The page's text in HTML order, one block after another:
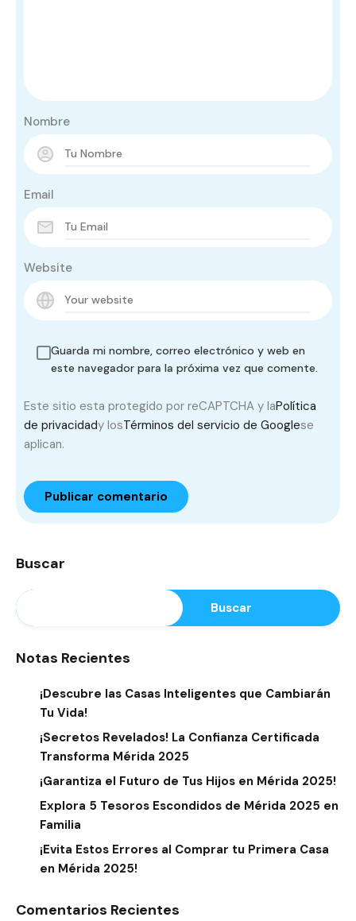
Nombre
Email
Website
Guarda mi nombre, correo electrónico y web en
este navegador para la próxima vez que comente.
Este sitio esta protegido por reCAPTCHA y laPolítica
de privacidady losTérminos del servicio de Googlese
aplican.
Buscar
Buscar
Notas Recientes
¡Descubre las Casas Inteligentes que Cambiarán
Tu Vida!
¡Secretos Revelados! La Confianza Certificada
Transforma Mérida 2025
¡Garantiza el Futuro de Tus Hijos en Mérida 2025!
Explora 5 Tesoros Escondidos de Mérida 2025 en
Familia
¡Evita Estos Errores al Comprar tu Primera Casa
en Mérida 2025!
Comentarios Recientes